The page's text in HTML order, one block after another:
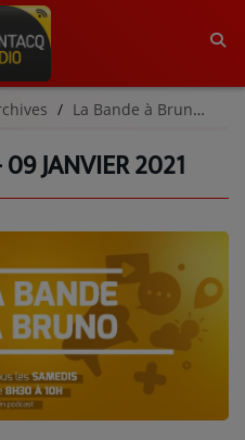
La Bande à Bruno | Archives
JANVIER 2021